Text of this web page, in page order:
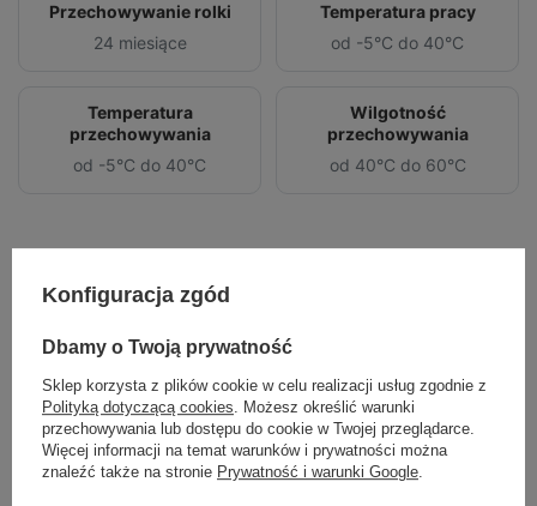
Przechowywanie rolki
24 miesiące
Temperatura pracy
od -5°C do 40°C
Temperatura
przechowywania
od -5°C do 40°C
Wilgotność
przechowywania
od 40°C do 60°C
Specyfikacja
Ilość etykiet na
rolce [szt]
200
Wilgotność
od 40% do 60%
Konfiguracja zgód
Dbamy o Twoją prywatność
Sklep korzysta z plików cookie w celu realizacji usług zgodnie z
Polityką dotyczącą cookies . Możesz określić warunki
przechowywania lub dostępu do cookie w Twojej przeglądarce.
Więcej informacji na temat warunków i prywatności można
znaleźć także na stronie Prywatność i warunki Google